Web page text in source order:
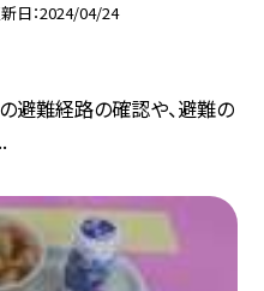
日 2024/04/24
避難経路の確認や、避難の